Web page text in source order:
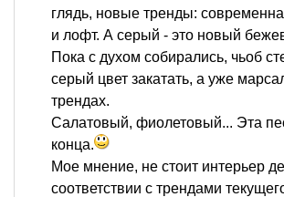
глядь, новые тренды:
и лофт. А серый - это новый
Пока с духом собирались, чьоб
серый цвет закатать, а уже
трендах.
Салатовый, фиолетовый... Эта
конца.
Мое мнение, не стоит интерьер
соответствии с трендами